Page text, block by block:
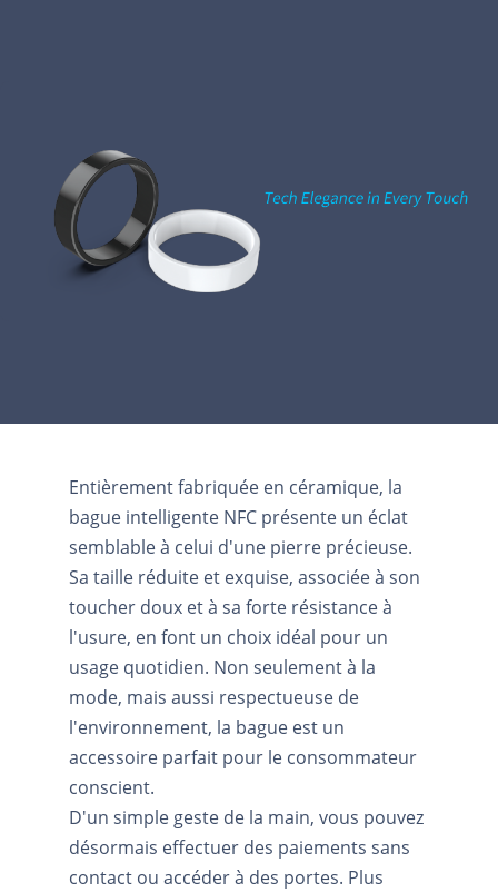
Entièrement fabriquée en céramique, la
bague intelligente NFC présente un éclat
semblable à celui d'une pierre précieuse.
Sa taille réduite et exquise, associée à son
toucher doux et à sa forte résistance à
l'usure, en font un choix idéal pour un
usage quotidien. Non seulement à la
mode, mais aussi respectueuse de
l'environnement, la bague est un
accessoire parfait pour le consommateur
conscient.
D'un simple geste de la main, vous pouvez
désormais effectuer des paiements sans
contact ou accéder à des portes. Plus